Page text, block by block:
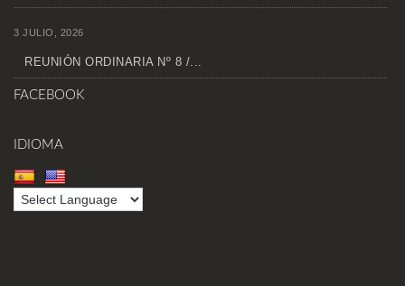
3 JULIO, 2026
REUNIÓN ORDINARIA Nº 8 /...
FACEBOOK
IDIOMA